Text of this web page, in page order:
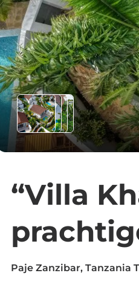
“Villa
Paje Zanzibar, Tanzania